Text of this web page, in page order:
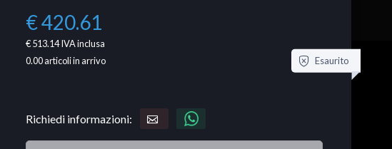
€ 420.61
€ 513.14IVA inclusa
0.00articoli in arrivo Esaurito
Richiedi informazioni: